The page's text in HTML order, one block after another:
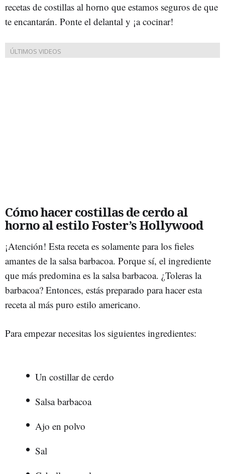
recetas de costillas al horno que estamos seguros de que
te encantarán. Ponte el delantal y ¡a cocinar!
Cómo hacer costillas de cerdo al
horno al estilo Foster’s Hollywood
¡Atención! Esta receta es solamente para los fieles
amantes de la salsa barbacoa. Porque sí, el ingrediente
que más predomina es la salsa barbacoa. ¿Toleras la
barbacoa? Entonces, estás preparado para hacer esta
receta al más puro estilo americano.
Para empezar necesitas los siguientes ingredientes:
Un costillar de cerdo
Salsa barbacoa
Ajo en polvo
Sal